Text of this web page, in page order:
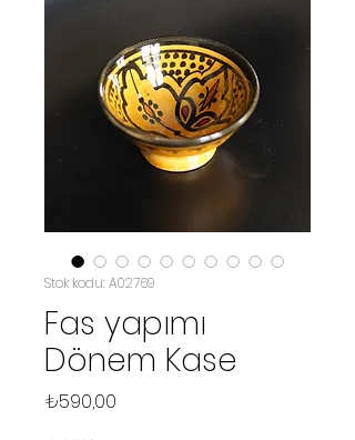
Stok kodu: A02769
Fas yapımı
Dönem Kase
₺590,00